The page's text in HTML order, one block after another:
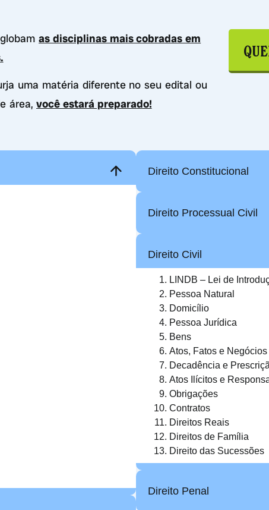
as disciplinas mais cobradas em
uma matéria diferente no seu edital ou
área,você estará preparado!
Direito Constitucional
Direito Processual Civil
Direito Civil
LINDB – Lei de
Pessoa Natural
Domicílio
Pessoa Jurídica
Bens
Atos, Fatos e
Decadência e
Atos Ilícitos e
Obrigações
Contratos
Direitos Reais
Direitos de Família
Direito das Sucessões
Direito Penal